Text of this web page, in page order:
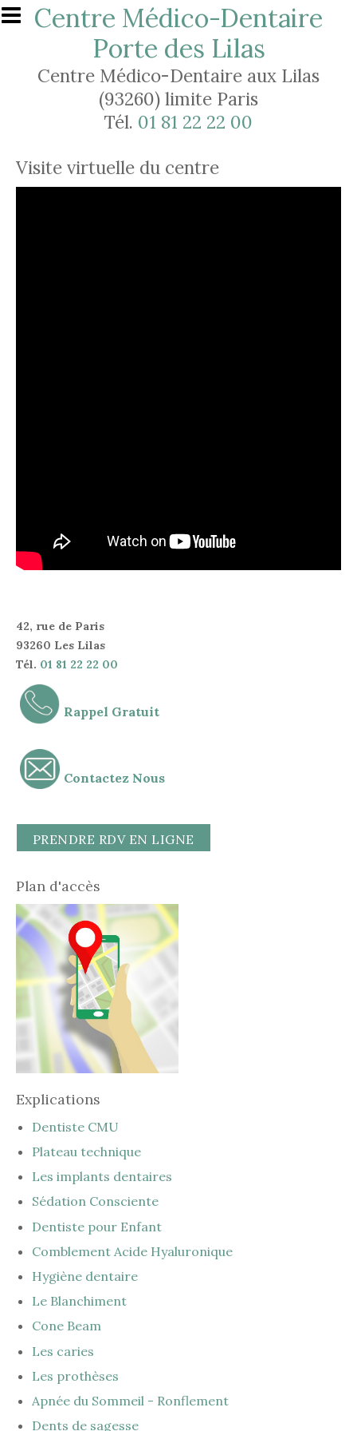
Aller au contenu principal
Centre Médico-Dentaire
Porte des Lilas
Centre Médico-Dentaire aux Lilas
(93260) limite Paris
Tél. 01 81 22 22 00
Visite virtuelle du centre
42, rue de Paris
93260 Les Lilas
Tél. 01 81 22 22 00
Rappel Gratuit
Contactez Nous
PRENDRE RDV EN LIGNE
Plan d'accès
Explications
Dentiste CMU
Plateau technique
Les implants dentaires
Sédation Consciente
Dentiste pour Enfant
Comblement Acide Hyaluronique
Hygiène dentaire
Le Blanchiment
Cone Beam
Les caries
Les prothèses
Apnée du Sommeil - Ronflement
Dents de sagesse